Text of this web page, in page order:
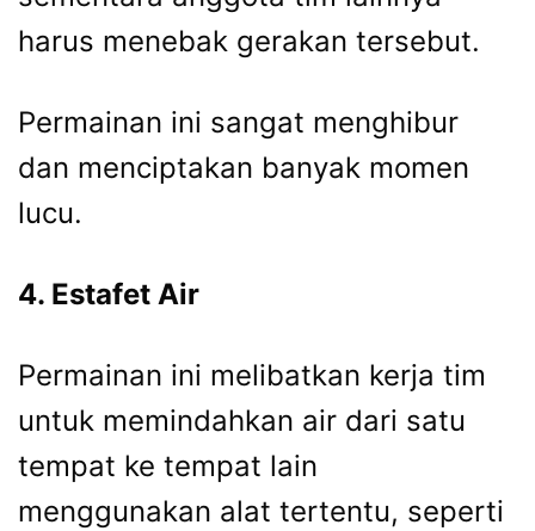
harus menebak gerakan tersebut.
Permainan ini sangat menghibur
dan menciptakan banyak momen
lucu.
4. Estafet Air
Permainan ini melibatkan kerja tim
untuk memindahkan air dari satu
tempat ke tempat lain
menggunakan alat tertentu, seperti